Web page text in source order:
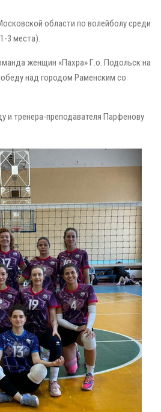
области по волейболу среди
3 места).
женщин «Пахра» Г.о. Подольск на
над городом Раменским со
и тренера-преподавателя Парфенову